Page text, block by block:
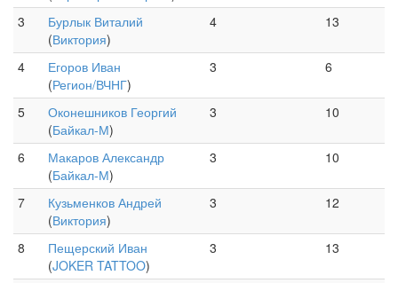
3
Бурлык Виталий
(Виктория)
4 13
4
Егоров Иван
(Регион/ВЧНГ)
3 6
5
Оконешников Георгий
(Байкал-М)
3 10
6
Макаров Александр
(Байкал-М)
3 10
7
Кузьменков Андрей
(Виктория)
3 12
8
Пещерский Иван
(JOKER TATTOO)
3 13